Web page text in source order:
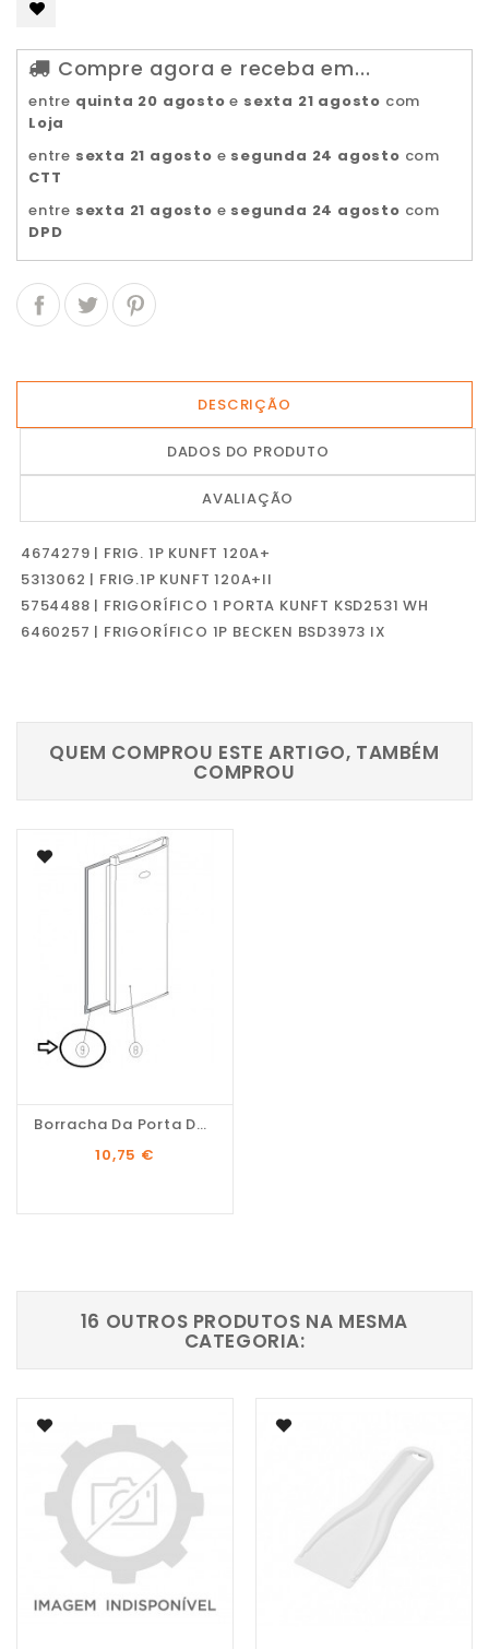
Compre agora e receba em...
entre quinta 20 agosto e sexta 21 agosto com
Loja
entre sexta 21 agosto e segunda 24 agosto com
CTT
entre sexta 21 agosto e segunda 24 agosto com
DPD
DESCRIÇÃO
DADOS DO PRODUTO
AVALIAÇÃO
4674279 | FRIG. 1P KUNFT 120A+
5313062 | FRIG.1P KUNFT 120A+II
5754488 | FRIGORÍFICO 1 PORTA KUNFT KSD2531 WH
6460257 | FRIGORÍFICO 1P BECKEN BSD3973 IX
QUEM COMPROU ESTE ARTIGO, TAMBÉM
COMPROU
Borracha Da Porta Do...
Preço
10,75 €
16 OUTROS PRODUTOS NA MESMA
CATEGORIA: